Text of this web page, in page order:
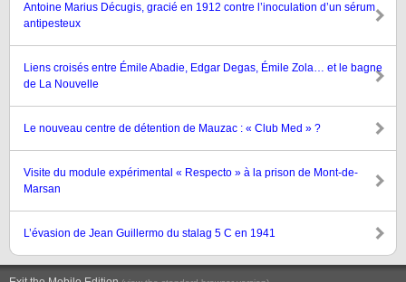
Antoine Marius Décugis, gracié en 1912 contre l’inoculation d’un sérum
antipesteux
Liens croisés entre Émile Abadie, Edgar Degas, Émile Zola… et le bagne
de La Nouvelle
Le nouveau centre de détention de Mauzac : « Club Med » ?
Visite du module expérimental « Respecto » à la prison de Mont-de-
Marsan
L’évasion de Jean Guillermo du stalag 5 C en 1941